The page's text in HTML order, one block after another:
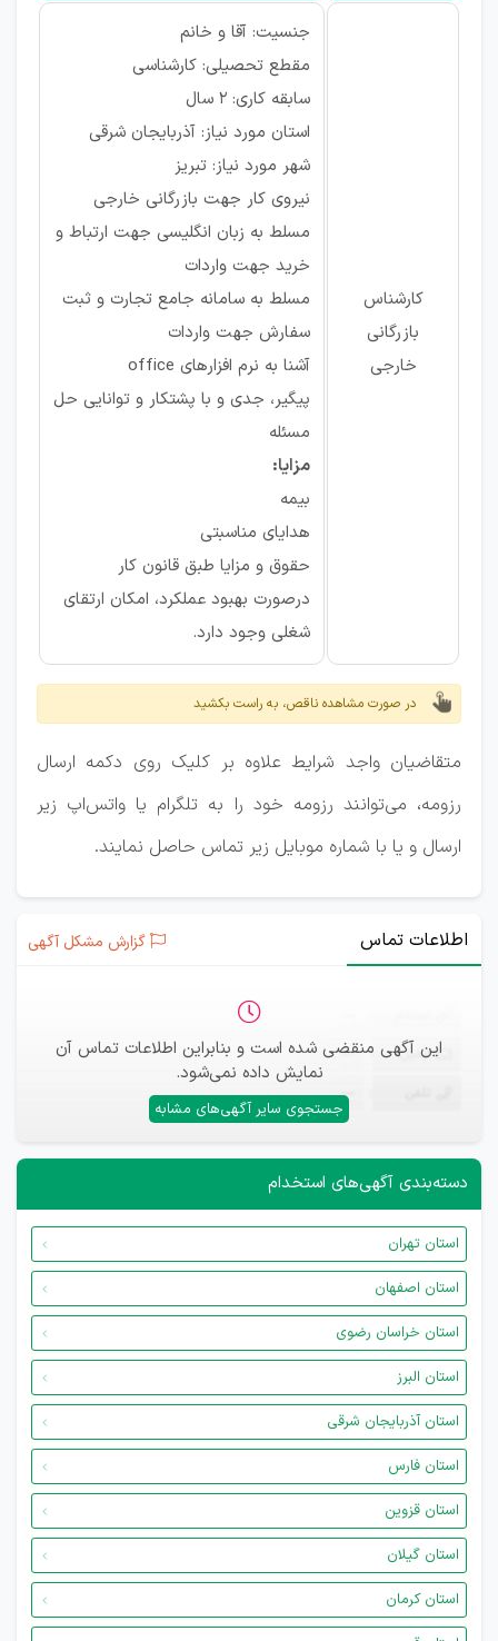
کارشناس
بازرگانی
خارجی
جنسیت: آقا و خانم
مقطع تحصیلی: کارشناسی
سابقه کاری: ۲ سال
استان مورد نیاز: آذربایجان شرقی
شهر مورد نیاز: تبریز
نیروی کار جهت بازرگانی خارجی
مسلط به زبان انگلیسی جهت ارتباط و
خرید جهت واردات
مسلط به سامانه جامع تجارت و ثبت
سفارش جهت واردات
آشنا به نرم افزارهای office
پیگیر، جدی و با پشتکار و توانایی حل
مسئله
مزایا:
بیمه
هدایای مناسبتی
حقوق و مزایا طبق قانون کار
درصورت بهبود عملکرد، امکان ارتقای
شغلی وجود دارد.
در صورت مشاهده ناقص، به راست بکشید
متقاضیان واجد شرایط علاوه بر کلیک روی دکمه ارسال
رزومه، می‌توانند رزومه خود را به تلگرام یا واتس‌اپ زیر
ارسال و یا با شماره موبایل زیر تماس حاصل نمایند.
اطلاعات تماس گزارش مشکل آگهی
این آگهی منقضی شده است و بنابراین اطلاعات تماس آن
نمایش داده نمی‌شود.
جستجوی سایر آگهی‌های مشابه
ایمیل —
—
دسته‌بندی آگهی‌های استخدام
استان تهران
استان اصفهان
استان خراسان رضوی
استان البرز
استان آذربایجان شرقی
استان فارس
استان قزوین
استان گیلان
استان کرمان